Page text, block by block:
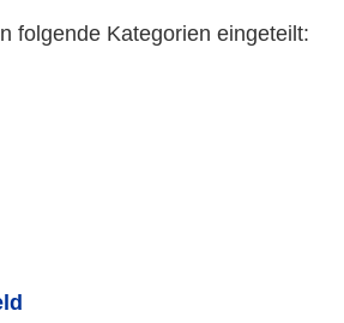
folgende Kategorien eingeteilt: